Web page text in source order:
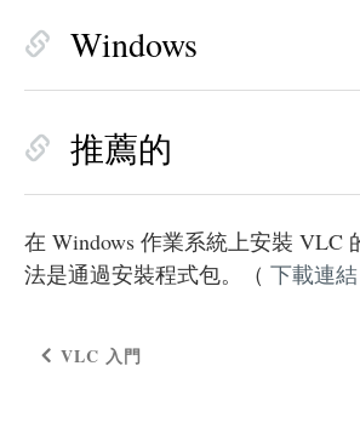
Windows
推薦的
在 Windows 作業系統上安裝 VLC
法是通過安裝程式包。（ 下載連結
VLC 入門